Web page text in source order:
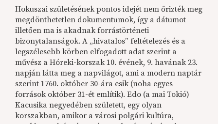
Hokuszai születésének pontos idejét nem őrizték meg
megdönthetetlen dokumentumok, így a dátumot
illetően ma is akadnak forrástörténeti
bizonytalanságok. A „hivatalos” feltételezés és a
legszélesebb körben elfogadott adat szerint a
művész a Hóreki-korszak 10. évének, 9. havának 23.
napján látta meg a napvilágot, ami a modern naptár
szerint 1760. október 30-ára esik (noha egyes
források október 31-ét említik). Edo (a mai Tokió)
Kacusika negyedében született, egy olyan
korszakban, amikor a városi polgári kultúra,